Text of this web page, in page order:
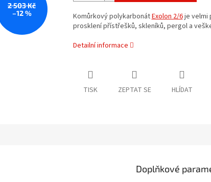
2 503 Kč
–12 %
Komůrkový polykarbonátExolon 2/6je velmi
prosklení přístřešků, skleníků, pergol a
Detailní informace
TISK ZEPTAT SE HLÍDAT
Doplňkové